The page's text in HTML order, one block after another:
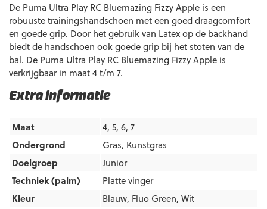
Extra informatie
Maat
4, 5, 6, 7
Ondergrond
Gras, Kunstgras
Doelgroep
Junior
Techniek (palm)
Platte vinger
Kleur
Blauw, Fluo Green, Wit
De Puma Ultra Play RC Bluemazing Fizzy Apple is een
robuuste trainingshandschoen met een goed draagcomfort
en goede grip. Door het gebruik van Latex op de backhand
biedt de handschoen ook goede grip bij het stoten van de
bal. De Puma Ultra Play RC Bluemazing Fizzy Apple is
verkrijgbaar in maat 4 t/m 7.